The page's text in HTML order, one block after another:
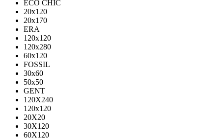
ECO CHIC
20х120
20х170
ERA
120x120
120x280
60x120
FOSSIL
30x60
50x50
GENT
120X240
120х120
20X20
30X120
60X120